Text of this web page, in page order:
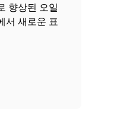
향상된 오일
서 새로운 표